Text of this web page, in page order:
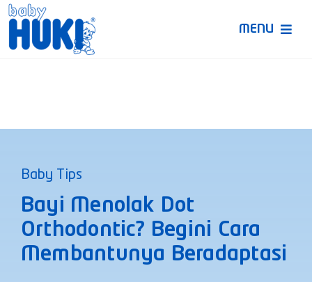
Skip
content
MENU
Baby Tips
Bayi Menolak Dot
Orthodontic? Begini Cara
Membantunya Beradaptasi